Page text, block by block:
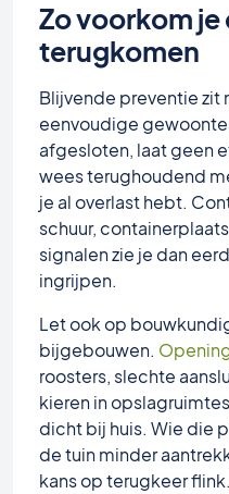
Zo voorkom
terugkomen
Blijvende preventie zit
eenvoudige
afgesloten, laat geen
wees terughoudend
je al overlast hebt.
schuur,
signalen zie je dan
ingrijpen.
Let ook op
bijgebouwen.
roosters, slechte
kieren in
dicht bij huis. Wie die
de tuin minder
kans op terugkeer flink.